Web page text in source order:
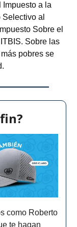
Impuesto a la
al
Sobre el
Sobre las
pobres se
como Roberto
te hagan